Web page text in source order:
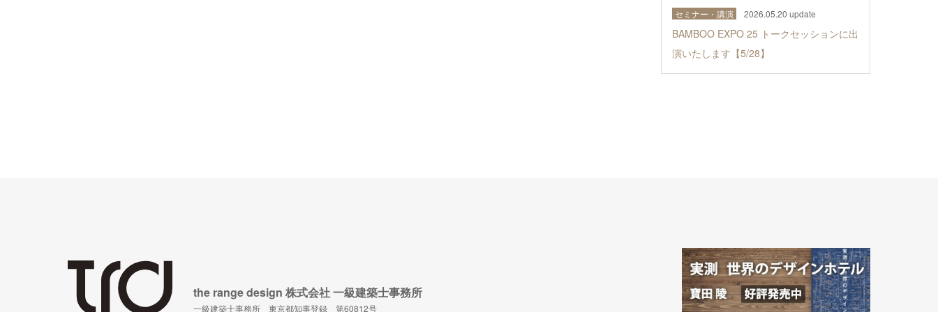
セミナー・講演 2026.05.20 update
BAMBOO EXPO 25 トークセッションに出
演いたします【5/28】
the range design 株式会社 一級建築士事務所
一級建築士事務所 東京都知事登録 第60812号